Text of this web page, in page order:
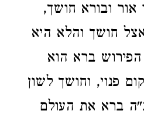
אור ובורא חושך,
חושך והלא היא
ברא הוא
פנוי, וחושך לשון
ברא את העולם